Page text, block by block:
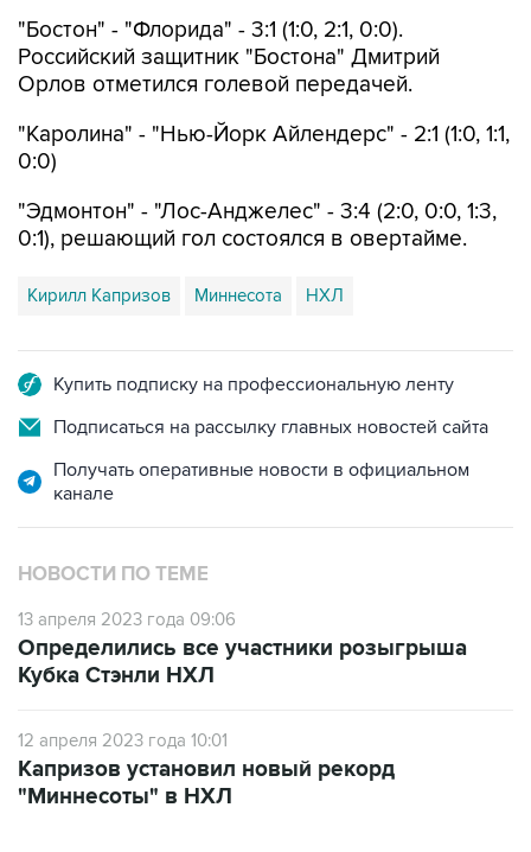
"Бостон" - "Флорида" - 3:1 (1:0, 2:1, 0:0).
Российский защитник "Бостона" Дмитрий
Орлов отметился голевой передачей.
"Каролина" - "Нью-Йорк Айлендерс" - 2:1 (1:0, 1:1,
0:0)
"Эдмонтон" - "Лос-Анджелес" - 3:4 (2:0, 0:0, 1:3,
0:1), решающий гол состоялся в овертайме.
Кирилл Капризов Миннесота НХЛ
Купить подписку на профессиональную ленту
Подписаться на рассылку главных новостей сайта
Получать оперативные новости в официальном
канале
НОВОСТИ ПО ТЕМЕ
13 апреля 2023 года 09:06
Определились все участники розыгрыша
Кубка Стэнли НХЛ
12 апреля 2023 года 10:01
Капризов установил новый рекорд
"Миннесоты" в НХЛ